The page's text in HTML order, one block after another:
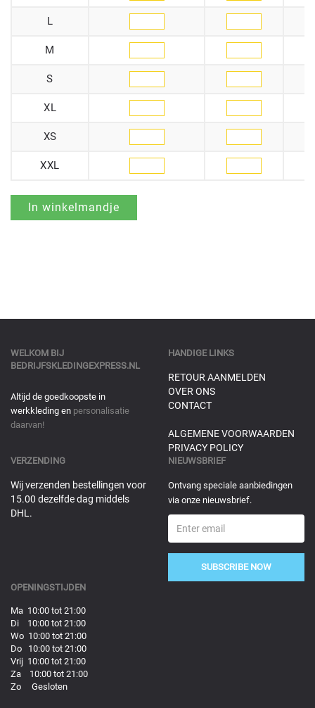
L
M
S
XL
XS
XXL
WELKOM BIJ
BEDRIJFSKLEDINGEXPRESS.NL
Altijd de goedkoopste in
werkkleding en personalisatie
daarvan!
HANDIGE LINKS
RETOUR AANMELDEN
OVER ONS
CONTACT
ALGEMENE VOORWAARDEN
PRIVACY POLICY
VERZENDING
Wij verzenden bestellingen voor
15.00 dezelfde dag middels
DHL.
NIEUWSBRIEF
Ontvang speciale aanbiedingen
via onze nieuwsbrief.
SUBSCRIBE NOW
OPENINGSTIJDEN
Ma 10:00 tot 21:00
Di 10:00 tot 21:00
Wo 10:00 tot 21:00
Do 10:00 tot 21:00
Vrij 10:00 tot 21:00
Za 10:00 tot 21:00
Zo Gesloten